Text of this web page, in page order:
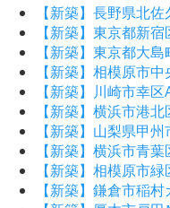
【新築】長野県北
【新築】東京都新
【新築】東京都大
【新築】相模原市
【新築】川崎市幸区
【新築】横浜市港
【新築】山梨県甲
【新築】横浜市青
【新築】相模原市
【新築】鎌倉市稲